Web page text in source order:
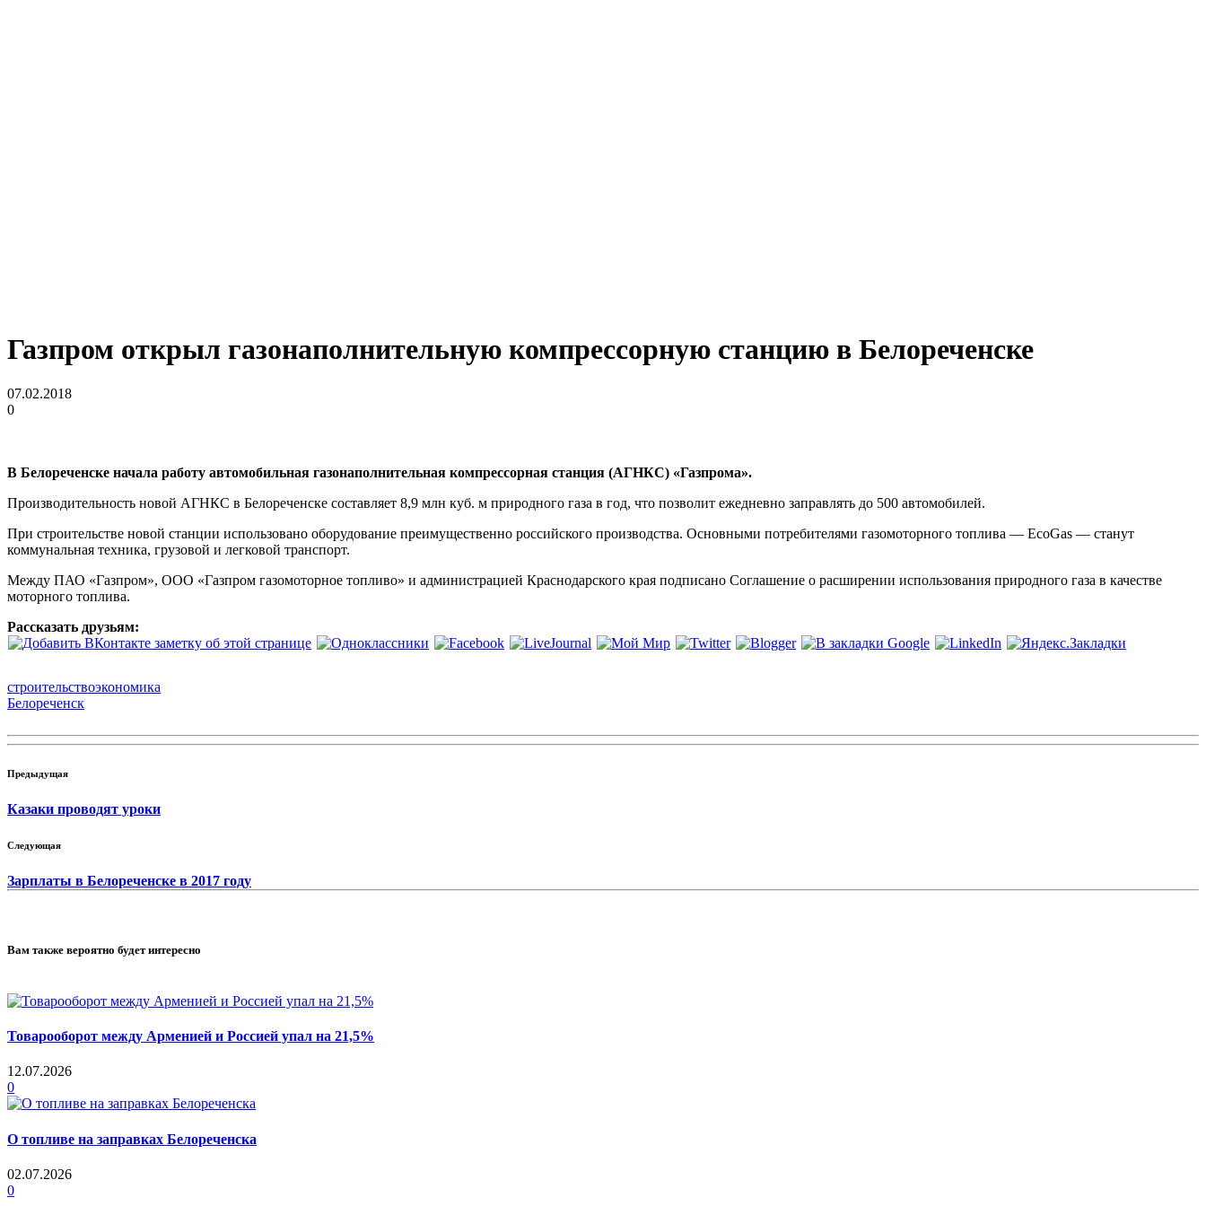
Газпром открыл газонаполнительную компрессорную станцию в Белореченске
07.02.2018
0
В Белореченске начала работу автомобильная газонаполнительная компрессорная станция (АГНКС) «Газпрома».
Производительность новой АГНКС в Белореченске составляет 8,9 млн куб. м природного газа в год, что позволит ежедневно заправлять до 500 автомобилей.
При строительстве новой станции использовано оборудование преимущественно российского производства. Основными потребителями газомоторного топлива — EcoGas — станут
коммунальная техника, грузовой и легковой транспорт.
Между ПАО «Газпром», ООО «Газпром газомоторное топливо» и администрацией Краснодарского края подписано Соглашение о расширении использования природного газа в качестве
моторного топлива.
Рассказать друзьям:
строительствоэкономика
Белореченск
Предыдущая
Казаки проводят уроки
Следующая
Зарплаты в Белореченске в 2017 году
Вам также вероятно будет интересно
Товарооборот между Арменией и Россией упал на 21,5%
12.07.2026
0
О топливе на заправках Белореченска
02.07.2026
0